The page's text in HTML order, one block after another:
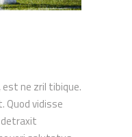
ne zril tibique.
Quod vidisse